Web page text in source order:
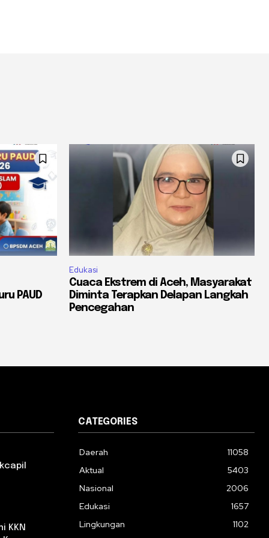
PAUD
Edukasi
Cuaca Ekstrem di Aceh, Masyarakat
Diminta Terapkan Delapan Langkah
Pencegahan
KKN
CATEGORIES
Daerah
11058
Aktual
5403
Nasional
2006
Edukasi
1657
Lingkungan
1102